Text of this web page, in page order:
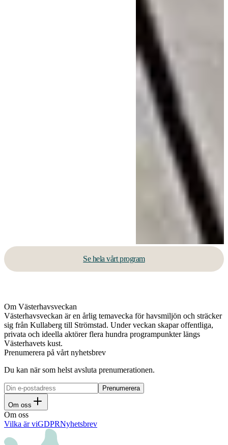
Se hela vårt program
Om Västerhavsveckan
Västerhavsveckan är en årlig temavecka för havsmiljön och sträcker
sig från Kullaberg till Strömstad. Under veckan skapar offentliga,
privata och ideella aktörer flera hundra programpunkter längs
Västerhavets kust.
Prenumerera på vårt nyhetsbrev
Du kan när som helst avsluta prenumerationen.
Om oss
Om oss
Vilka är viGDPRNyhetsbrev